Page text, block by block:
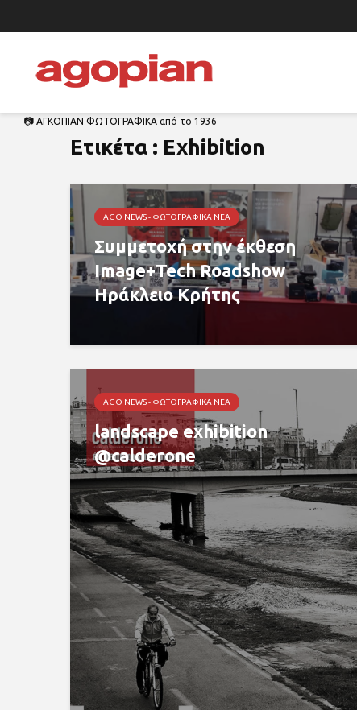
📷 ΑΓΚΟΠΙΑΝ ΦΩΤΟΓΡΑΦΙΚΑ από το 1936
Ετικέτα : Exhibition
AGO NEWS - ΦΩΤΟΓΡΑΦΙΚΆ ΝΈΑ
Συμμετοχή στην έκθεση
Image+Tech Roadshow
Ηράκλειο Κρήτης
AGO NEWS - ΦΩΤΟΓΡΑΦΙΚΆ ΝΈΑ
landscape exhibition
@calderone